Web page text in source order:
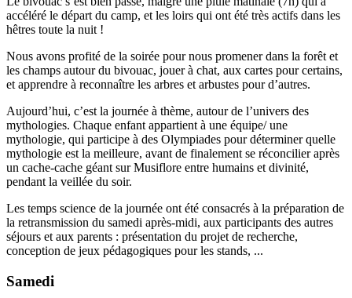
accéléré le départ du camp, et les loirs qui ont été très actifs dans les
hêtres toute la nuit !
Nous avons profité de la soirée pour nous promener dans la forêt et
les champs autour du bivouac, jouer à chat, aux cartes pour certains,
et apprendre à reconnaître les arbres et arbustes pour d’autres.
Aujourd’hui, c’est la journée à thème, autour de l’univers des
mythologies. Chaque enfant appartient à une équipe/ une
mythologie, qui participe à des Olympiades pour déterminer quelle
mythologie est la meilleure, avant de finalement se réconcilier après
un cache-cache géant sur Musiflore entre humains et divinité,
pendant la veillée du soir.
Les temps science de la journée ont été consacrés à la préparation de
la retransmission du samedi après-midi, aux participants des autres
séjours et aux parents : présentation du projet de recherche,
conception de jeux pédagogiques pour les stands, ...
Samedi